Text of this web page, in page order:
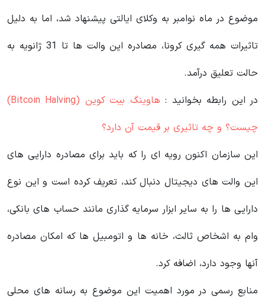
موضوع در ماه نوامبر به وکلای ایالتی پیشنهاد شد، اما به دلیل
تاثیرات همه‌ گیری کرونا، مصادره این والت ها تا 31 ژانویه به
حالت تعلیق درآمد.
در این رابطه بخوانید‌ :
هاوینگ بیت کوین (Bitcoin Halving)
چیست؟ و چه تاثیری بر قیمت آن دارد؟
این سازمان اکنون رویه ای را که باید برای مصادره دارایی های
این والت های دیجیتال دنبال کند، تعریف کرده است و این نوع
دارایی ها را به سایر ابزار سرمایه گذاری مانند حساب های بانکی،
وام به اشخاص ثالث، خانه ها و اتومبیل ها که امکان مصادره
آنها وجود دارد، اضافه کرد.
منابع رسمی در مورد اهمیت این موضوع به رسانه های محلی